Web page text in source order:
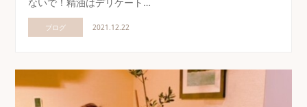
ブログ 2021.12.22